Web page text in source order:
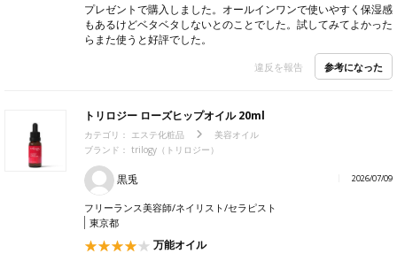
プレゼントで購入しました。オールインワンで使いやすく保湿感
もあるけどベタベタしないとのことでした。試してみてよかった
らまた使うと好評でした。
違反を報告 参考になった
トリロジー ローズヒップオイル 20ml
カテゴリ： エステ化粧品
美容オイル
ブランド： trilogy（トリロジー）
黒兎 2026/07/09
フリーランス美容師/ネイリスト/セラピスト
東京都
万能オイル